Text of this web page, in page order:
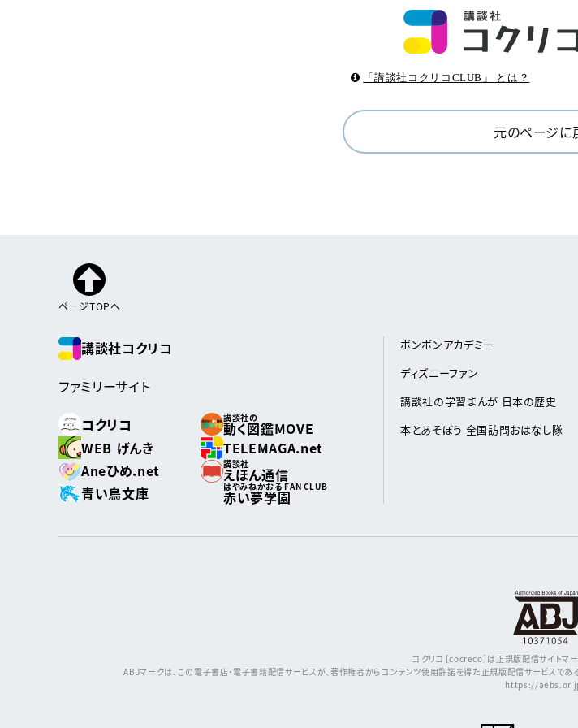
「講談社コクリコCLUB」 とは？
元のページに
ページTOPへ
講談社コクリコ
ファミリーサイト
コクリコ
講談社の
動く図鑑MOVE
WEB げんき
TELEMAGA.net
Aneひめ.net
講談社
えほん通信
青い鳥文庫
はやみねかおる FAN CLUB
赤い夢学園
ボンボンアカデミー
ディズニーファン
講談社の学習まんが 日本の歴史
本とあそぼう 全国訪問おはなし隊
コクリコ［cocreco］は正規版配信サイトマ
ABJマークは、この電子書店・電子書籍配信サービスが、著作権者からコンテンツ使用許諾を得た正規版配信サービスであ
https://